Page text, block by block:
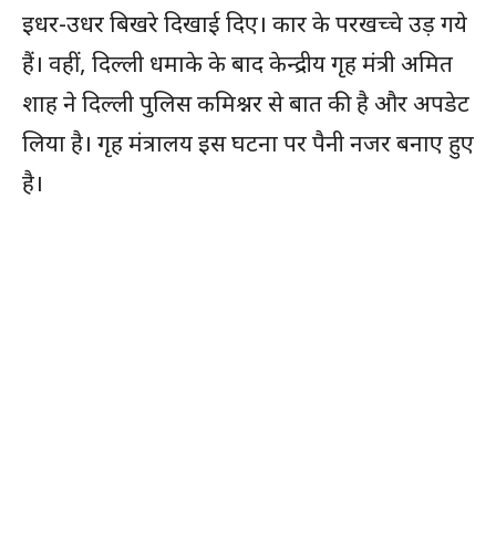
इधर-उधर बिखरे दिखाई दिए। कार के परखच्चे उड़ गये
हैं। वहीं, दिल्ली धमाके के बाद केन्द्रीय गृह मंत्री अमित
शाह ने दिल्ली पुलिस कमिश्नर से बात की है और अपडेट
लिया है। गृह मंत्रालय इस घटना पर पैनी नजर बनाए हुए
है।